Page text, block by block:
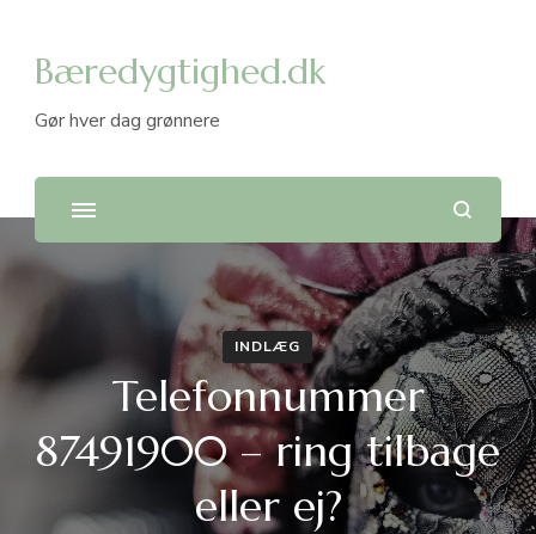
Bæredygtighed.dk
Gør hver dag grønnere
INDLÆG
Telefonnummer
87491900 – ring tilbage
eller ej?